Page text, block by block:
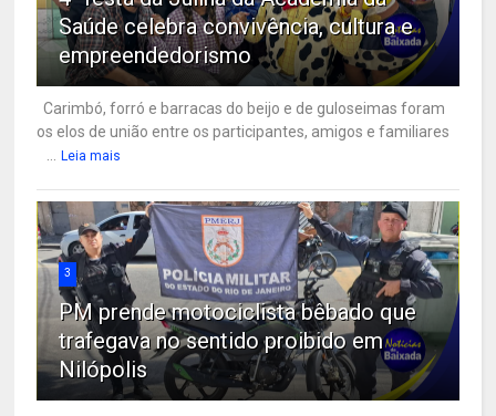
Saúde celebra convivência, cultura e
empreendedorismo
Carimbó, forró e barracas do beijo e de guloseimas foram
os elos de união entre os participantes, amigos e familiares
... Leia mais
3
PM prende motociclista bêbado que
trafegava no sentido proibido em
Nilópolis